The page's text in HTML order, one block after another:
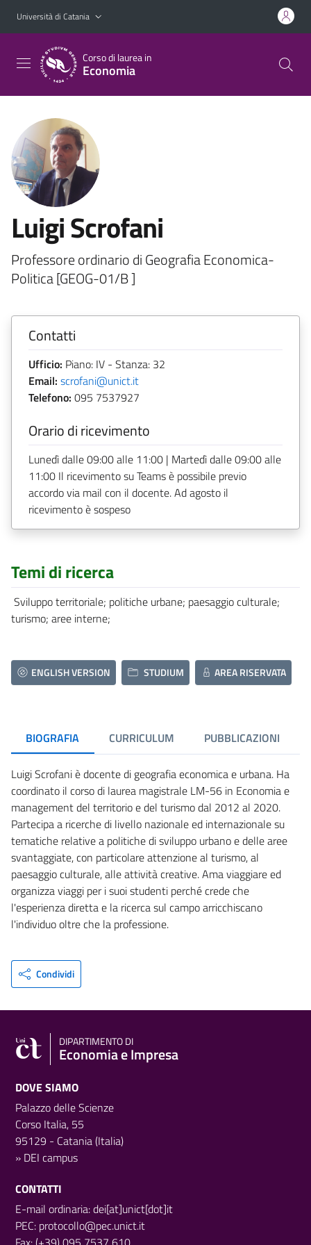
Vai al contenuto principale
Vai al menu di navigazione
Università di Catania
Corso di laurea in
Economia
Luigi Scrofani
Professore ordinario di Geografia Economica-
Politica [GEOG-01/B ]
Contatti
Ufficio: Piano: IV - Stanza: 32
Email: scrofani@unict.it
Telefono: 095 7537927
Orario di ricevimento
Lunedì dalle 09:00 alle 11:00 | Martedì dalle 09:00 alle
11:00 Il ricevimento su Teams è possibile previo
accordo via mail con il docente. Ad agosto il
ricevimento è sospeso
Temi di ricerca
Sviluppo territoriale; politiche urbane; paesaggio culturale;
turismo; aree interne;
ENGLISH VERSION STUDIUM AREA RISERVATA
BIOGRAFIA CURRICULUM PUBBLICAZIONI
Luigi Scrofani è docente di geografia economica e urbana. Ha
coordinato il corso di laurea magistrale LM-56 in Economia e
management del territorio e del turismo dal 2012 al 2020.
Partecipa a ricerche di livello nazionale ed internazionale su
tematiche relative a politiche di sviluppo urbano e delle aree
svantaggiate, con particolare attenzione al turismo, al
paesaggio culturale, alle attività creative. Ama viaggiare ed
organizza viaggi per i suoi studenti perché crede che
l'esperienza diretta e la ricerca sul campo arricchiscano
l'individuo oltre che la professione.
Condividi
DIPARTIMENTO DI
Economia e Impresa
DOVE SIAMO
Palazzo delle Scienze
Corso Italia, 55
95129 - Catania (Italia)
» DEI campus
CONTATTI
E-mail ordinaria: dei[at]unict[dot]it
PEC: protocollo@pec.unict.it